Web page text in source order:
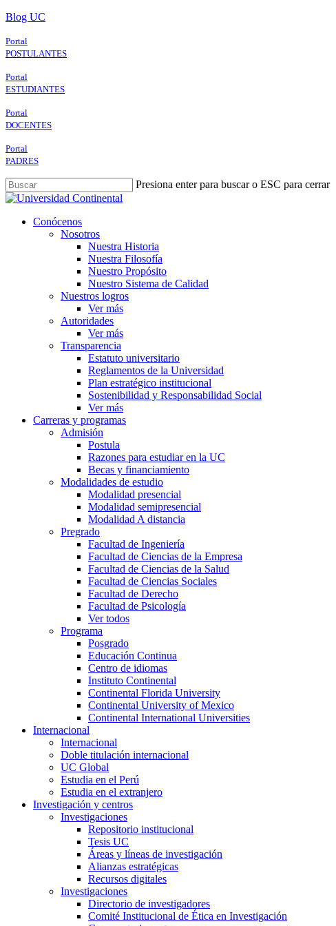
Skip
main
content
Blog UC
Portal
POSTULANTES
Portal
ESTUDIANTES
Portal
DOCENTES
Portal
PADRES
Presiona enter para buscar o ESC para cerrar
Close
search
Menu
Conócenos
Nosotros
Nuestra Historia
Nuestra Filosofía
Nuestro Propósito
Nuestro Sistema de Calidad
Nuestros logros
Ver más
Autoridades
Ver más
Transparencia
Estatuto universitario
Reglamentos de la Universidad
Plan estratégico institucional
Sostenibilidad y Responsabilidad Social
Ver más
Carreras y programas
Admisión
Postula
Razones para estudiar en la UC
Becas y financiamiento
Modalidades de estudio
Modalidad presencial
Modalidad semipresencial
Modalidad A distancia
Pregrado
Facultad de Ingeniería
Facultad de Ciencias de la Empresa
Facultad de Ciencias de la Salud
Facultad de Ciencias Sociales
Facultad de Derecho
Facultad de Psicología
Ver todos
Programa
Posgrado
Educación Continua
Centro de idiomas
Instituto Continental
Continental Florida University
Continental University of Mexico
Continental International Universities
Internacional
Internacional
Doble titulación internacional
UC Global
Estudia en el Perú
Estudia en el extranjero
Investigación y centros
Investigaciones
Repositorio institucional
Tesis UC
Áreas y líneas de investigación
Alianzas estratégicas
Recursos digitales
Investigaciones
Directorio de investigadores
Comité Institucional de Ética en Investigación